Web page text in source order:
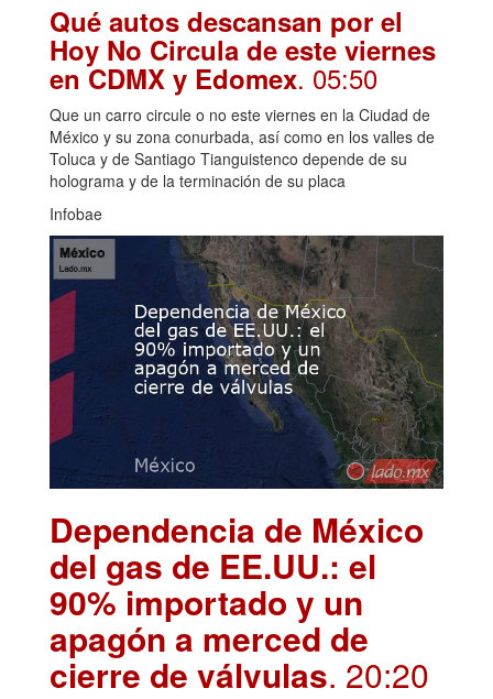
Qué autos descansan por el
Hoy No Circula de este viernes
en CDMX y Edomex. 05:50
Que un carro circule o no este viernes en la Ciudad de
México y su zona conurbada, así como en los valles de
Toluca y de Santiago Tianguistenco depende de su
holograma y de la terminación de su placa
Infobae
Dependencia de México
del gas de EE.UU.: el
90% importado y un
apagón a merced de
cierre de válvulas. 20:20